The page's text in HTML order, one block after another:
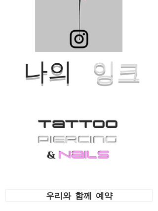
나의 잉크
Tattoo
PiErcing
& Nails
우리와 함께 예약